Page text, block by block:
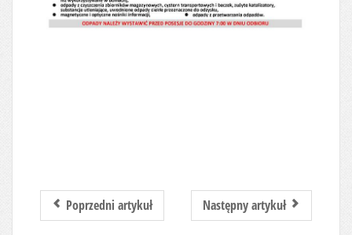
Poprzedni artykuł Następny artykuł